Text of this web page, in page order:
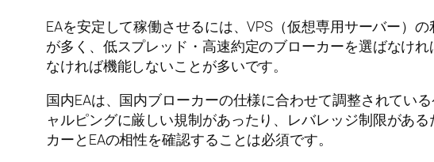
EAを安定して稼働させるには、VPS（仮想専用サーバー）
が多く、低スプレッド・高速約定のブローカーを選ばなけ
なければ機能しないことが多いです。
国内EAは、国内ブローカーの仕様に合わせて調整されてい
ャルピングに厳しい規制があったり、レバレッジ制限があ
カーとEAの相性を確認することは必須です。